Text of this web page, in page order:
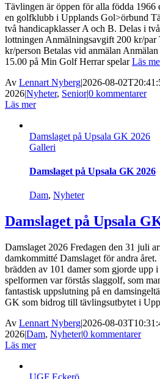
Tävlingen är öppen för alla födda
en golfklubb i Upplands Gol>örbund
två handicapklasser A och B. Delas i
lottningen Anmälningsavgift 200 kr/par
kr/person Betalas vid anmälan
15.00 på Min Golf Herrar spelarLäs
Av Lennart Nyberg|2026-08-
2026|Nyheter, Senior|0 kommentarer
Läs mer
Damslaget på Upsala GK 2026
Galleri
Damslaget på Upsala GK 2026
Dam, Nyheter
Damslaget på Upsala
Damslaget 2026 Fredagen den 31 juli
damkommitté Damslaget för andra
brädden av 101 damer som gjorde upp
spelformen var förstås slaggolf, som
fantastisk uppslutning på en
GK som bidrog till tävlingsutbytet i
Av Lennart Nyberg|2026-08-
2026|Dam, Nyheter|0 kommentarer
Läs mer